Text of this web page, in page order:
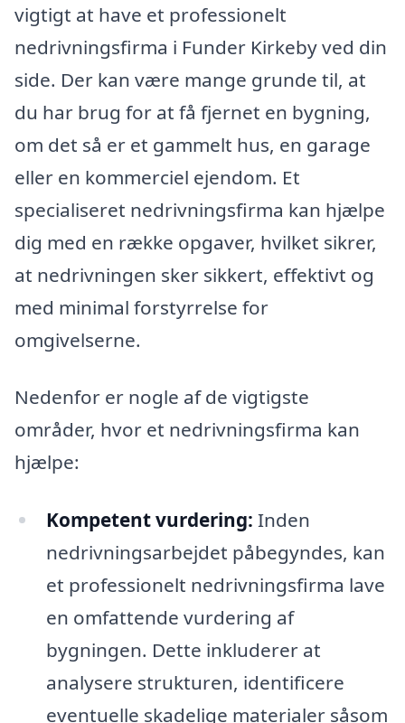
vigtigt at have et professionelt
nedrivningsfirma i Funder Kirkeby ved din
side. Der kan være mange grunde til, at
du har brug for at få fjernet en bygning,
om det så er et gammelt hus, en garage
eller en kommerciel ejendom. Et
specialiseret nedrivningsfirma kan hjælpe
dig med en række opgaver, hvilket sikrer,
at nedrivningen sker sikkert, effektivt og
med minimal forstyrrelse for
omgivelserne.
Nedenfor er nogle af de vigtigste
områder, hvor et nedrivningsfirma kan
hjælpe:
Kompetent vurdering: Inden
nedrivningsarbejdet påbegyndes, kan
et professionelt nedrivningsfirma lave
en omfattende vurdering af
bygningen. Dette inkluderer at
analysere strukturen, identificere
eventuelle skadelige materialer såsom